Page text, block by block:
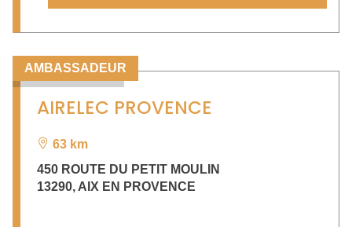
AMBASSADEUR
AIRELEC PROVENCE
63 km
450 ROUTE DU PETIT MOULIN
13290, AIX EN PROVENCE